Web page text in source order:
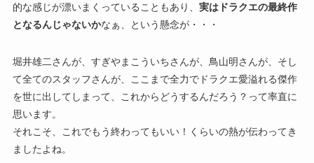
的な感じが漂いまくっていることもあり、 実はドラクエの最終作
となるんじゃないかなぁ、という懸念が・・・
堀井雄二さんが、すぎやまこういちさんが、鳥山明さんが、そし
て全てのスタッフさんが、ここまで全力でドラクエ愛溢れる傑作
を世に出してしまって、これからどうするんだろう？って率直に
思います。
それこそ、これでもう終わってもいい！くらいの熱が伝わってき
ましたよね。